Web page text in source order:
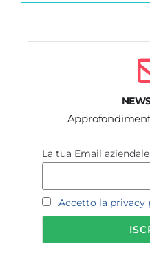
La tua Email aziendale
Accetto la privacy